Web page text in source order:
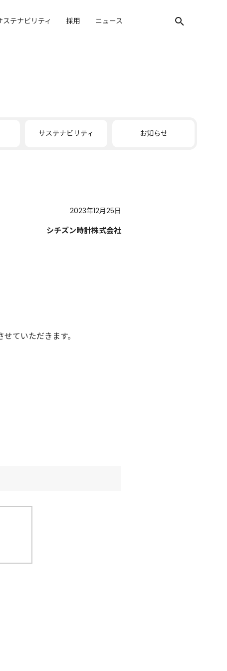
ステナビリティ 採用 ニュース
検索キーワード
サステナビリティ お知らせ
2023年12月25日
シチズン時計株式会社
ていただきます。